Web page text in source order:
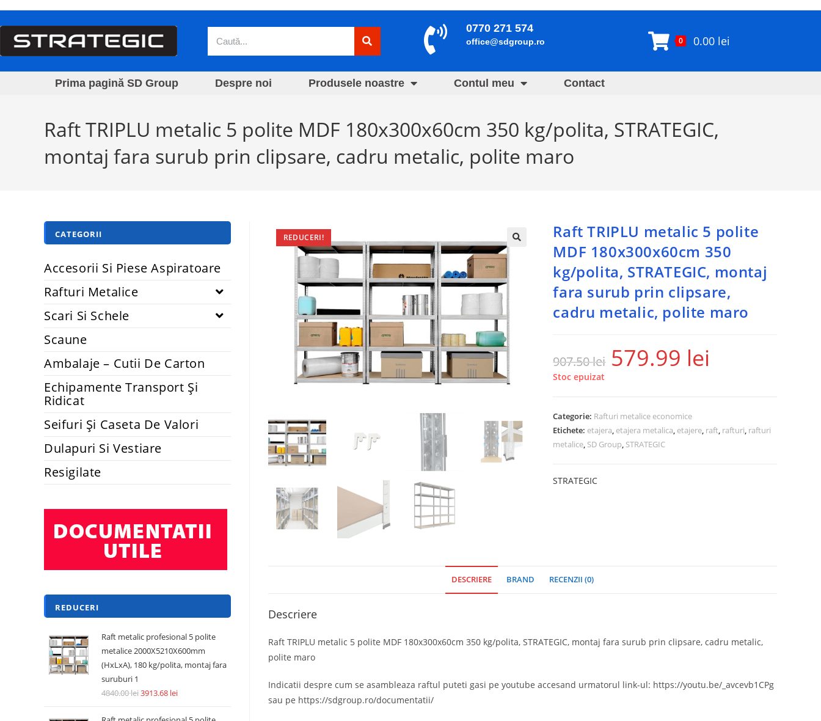
0770 271 574
office@sdgroup.ro 0 0.00 lei
Prima pagină SD Group Despre noi Produsele noastre Contul meu Contact
Raft TRIPLU metalic 5 polite MDF 180x300x60cm 350 kg/polita, STRATEGIC,
montaj fara surub prin clipsare, cadru metalic, polite maro
REDUCERI!
Raft TRIPLU metalic 5 polite
MDF 180x300x60cm 350
kg/polita, STRATEGIC, montaj
fara surub prin clipsare,
cadru metalic, polite maro
907.50lei 579.99 lei
Stoc epuizat
Categorie: Rafturi metalice economice
Etichete: etajera, etajera metalica, etajere, raft, rafturi, rafturi
metalice, SD Group, STRATEGIC
STRATEGIC
DESCRIERE BRAND RECENZII (0)
Descriere
Raft TRIPLU metalic 5 polite MDF 180x300x60cm 350 kg/polita, STRATEGIC, montaj fara surub prin clipsare, cadru metalic,
polite maro
Indicatii despre cum se asambleaza raftul puteti gasi pe youtube accesand urmatorul link-ul: https://youtu.be/_avcevb1CPg
sau pe https://sdgroup.ro/documentatii/
CATEGORII
Accesorii Si Piese Aspiratoare
Rafturi Metalice
Scari Si Schele
Scaune
Ambalaje – Cutii De Carton
Echipamente Transport Și
Ridicat
Seifuri Și Caseta De Valori
Dulapuri Si Vestiare
Resigilate
REDUCERI
Raft metalic profesional 5 polite
metalice 2000X5210X600mm
(HxLxA), 180 kg/polita, montaj fara
suruburi 1
4840.00lei3913.68 lei